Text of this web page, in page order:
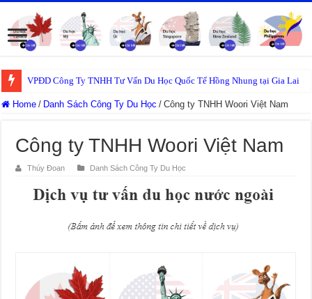
VPĐD Công Ty TNHH Tư Vấn Du Học Quốc Tế Hồng Nhung tại Gia Lai
Home / Danh Sách Công Ty Du Học / Công ty TNHH Woori Việt Nam
Công ty TNHH Woori Việt Nam
Thúy Đoan Danh Sách Công Ty Du Học